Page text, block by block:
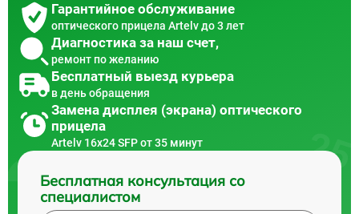
Гарантийное обслуживание
оптического прицела Artelv до 3 лет
Диагностика за наш счет,
ремонт по желанию
Бесплатный выезд курьера
в день обращения
Замена дисплея (экрана) оптического
прицела
Artelv 16x24 SFP от 35 минут
Бесплатная консультация со
специалистом